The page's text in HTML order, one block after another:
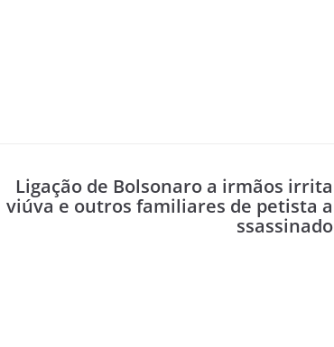
Ligação de Bolsonaro a irmãos irrita
viúva e outros familiares de petista a
ssassinado